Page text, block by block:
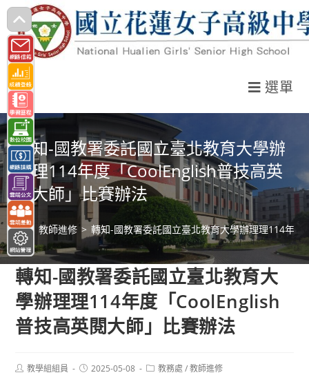
跳
轉
至
主
要
內
容
選單
轉知-國教署委託國立臺北教育大學辦
理理114年度「CoolEnglish普技高英
閱大師」比賽辦法
> 教師進修 > 轉知-國教署委託國立臺北教育大學辦理理114年
轉知-國教署委託國立臺北教育大
學辦理理114年度「CoolEnglish
普技高英閱大師」比賽辦法
Post教學組組員
Post2025-05-08
Post教務處 / 教師進修